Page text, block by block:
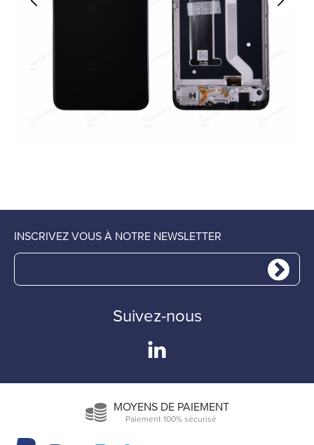
INSCRIVEZ VOUS À NOTRE NEWSLETTER
Suivez-nous
MOYENS DE PAIEMENT
Paiement 100% sécurisé